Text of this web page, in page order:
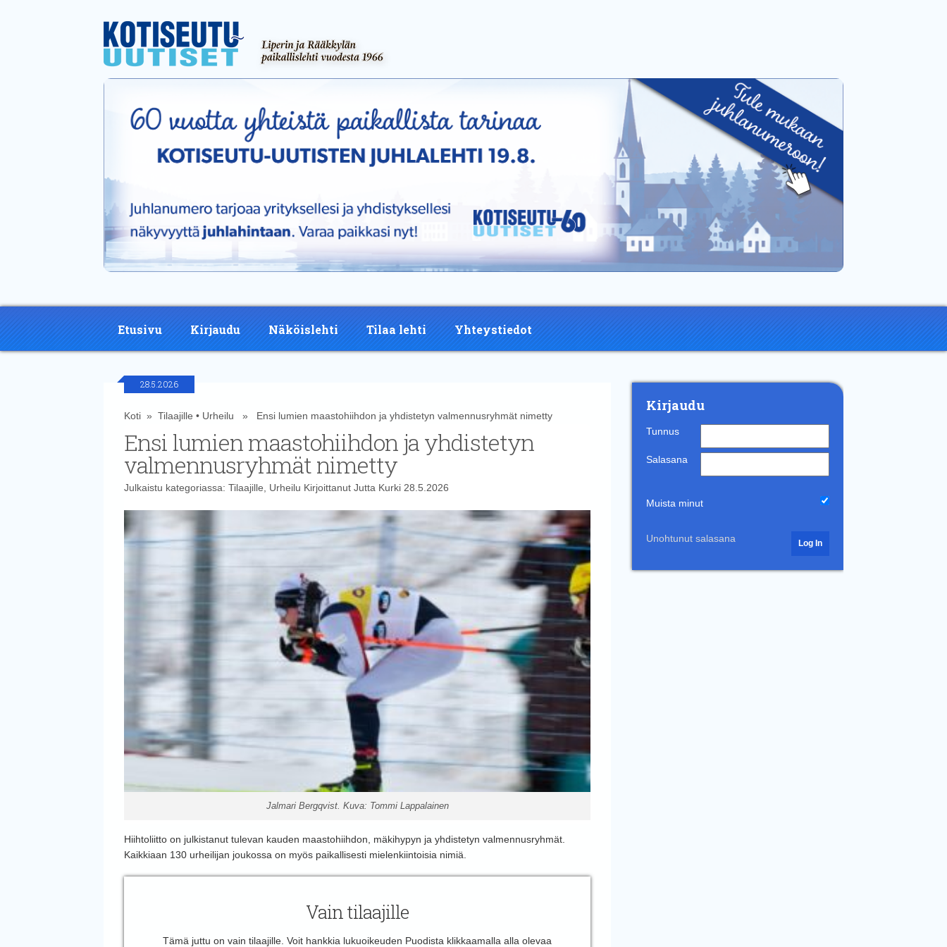
Etusivu Kirjaudu Näköislehti Tilaa lehti Yhteystiedot
28.5.2026
Koti» Tilaajille • Urheilu » Ensi lumien maastohiihdon ja yhdistetyn valmennusryhmät nimetty
Ensi lumien maastohiihdon ja yhdistetyn
valmennusryhmät nimetty
Julkaistu kategoriassa: Tilaajille Urheilu Kirjoittanut Jutta Kurki28.5.2026
Jalmari Bergqvist. Kuva: Tommi Lappalainen
Hiihtoliitto on julkistanut tulevan kauden maastohiihdon, mäkihypyn ja yhdistetyn valmennusryhmät.
Kaikkiaan 130 urheilijan joukossa on myös paikallisesti mielenkiintoisia nimiä.
Vain tilaajille
Tämä juttu on vain tilaajille. Voit hankkia lukuoikeuden Puodista klikkaamalla alla olevaa
Kirjaudu
Tunnus
Salasana
Muista minut
Unohtunut salasana